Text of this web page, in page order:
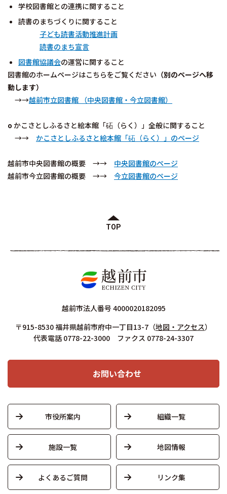
学校図書館との連携に関すること
読書のまちづくりに関すること
子ども読書活動推進計画
読書のまち宣言
図書館協議会の運営に関すること
図書館のホームページはこちらをご覧ください （別のページへ移
動します）
→→越前市立図書館 （中央図書館・今立図書館）
o かこさとしふるさと絵本館「砳（らく）」全般に関すること
→→ かこさとしふるさと絵本館「砳（らく）」のページ
越前市中央図書館の概要 →→ 中央図書館のページ
越前市今立図書館の概要 →→ 今立図書館のページ
TOP
越前市法人番号 4000020182095
〒915-8530 福井県越前市府中一丁目13-7 （地図・アクセス）
代表電話 0778-22-3000 ファクス 0778-24-3307
お問い合わせ
市役所案内 組織一覧
施設一覧 地図情報
よくあるご質問 リンク集